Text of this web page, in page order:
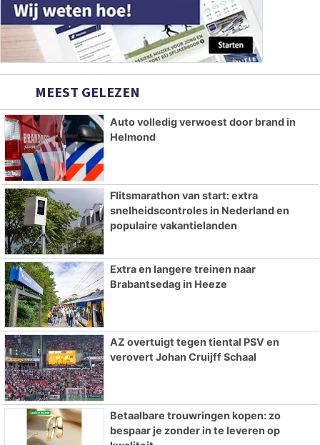
MEEST GELEZEN
Auto volledig verwoest door brand in
Helmond
Flitsmarathon van start: extra
snelheidscontroles in Nederland en
populaire vakantielanden
Extra en langere treinen naar
Brabantsedag in Heeze
AZ overtuigt tegen tiental PSV en
verovert Johan Cruijff Schaal
Betaalbare trouwringen kopen: zo
bespaar je zonder in te leveren op